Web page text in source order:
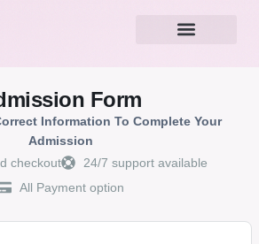
Form
Information To Complete Your
Admission
checkout
24/7 support available
All Payment option